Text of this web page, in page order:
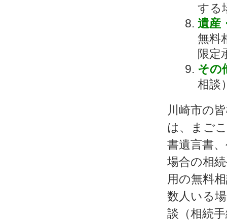
する
遺産
無料
限定
その
相談
川崎市の
は、まご
書遺言書
場合の相
用の無料
数人いる
談（相続